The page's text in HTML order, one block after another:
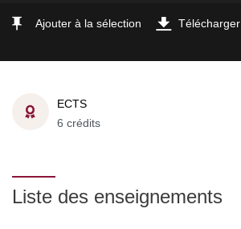
Ajouter à la sélection Télécharger
ECTS
6 crédits
Liste des enseignements